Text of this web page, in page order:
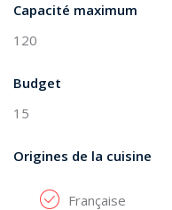
Capacité maximum
120
Budget
15
Origines de la cuisine
Française